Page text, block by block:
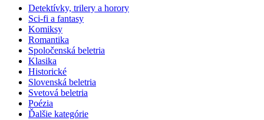
Detektívky, trilery a horory
Sci-fi a fantasy
Komiksy
Romantika
Spoločenská beletria
Klasika
Historické
Slovenská beletria
Svetová beletria
Poézia
Ďalšie kategórie